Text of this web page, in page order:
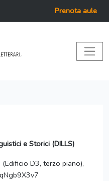
Prenota aule
e Storici (DILLS)
D3, terzo piano),